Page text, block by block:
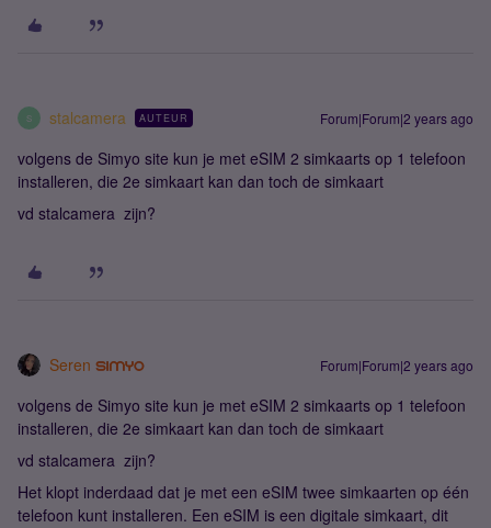
S stalcamera AUTEUR Forum|Forum|2 years ago
volgens de Simyo site kun je met eSIM 2 simkaarts op 1 telefoon
installeren, die 2e simkaart kan dan toch de simkaart
vd stalcamera zijn?
Seren Forum|Forum|2 years ago
volgens de Simyo site kun je met eSIM 2 simkaarts op 1 telefoon
installeren, die 2e simkaart kan dan toch de simkaart
vd stalcamera zijn?
Het klopt inderdaad dat je met een eSIM twee simkaarten op één
telefoon kunt installeren. Een eSIM is een digitale simkaart, dit